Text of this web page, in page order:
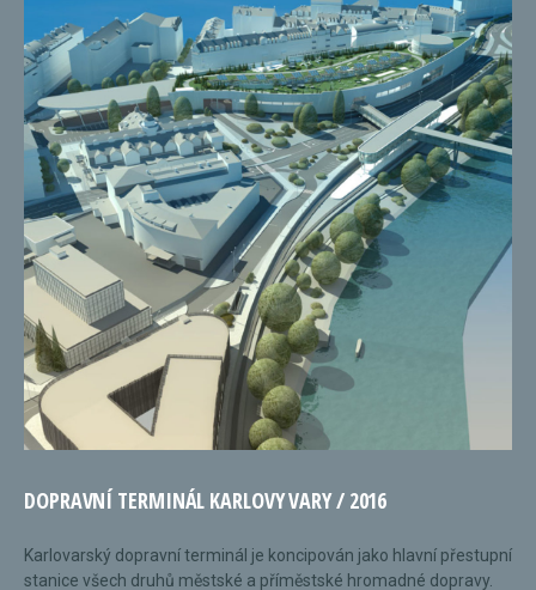
DOPRAVNÍ TERMINÁL KARLOVY VARY / 2016
Karlovarský dopravní terminál je koncipován jako hlavní přestupní
stanice všech druhů městské a příměstské hromadné dopravy.